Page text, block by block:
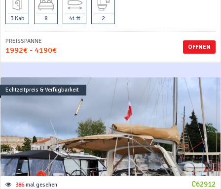
3 Kab 8 41 ft 2
ÖFFNEN
PREISSPANNE
1992€ - 4190€
Echtzeitpreis & Verfügbarkeit
C62912
386 mal gesehen